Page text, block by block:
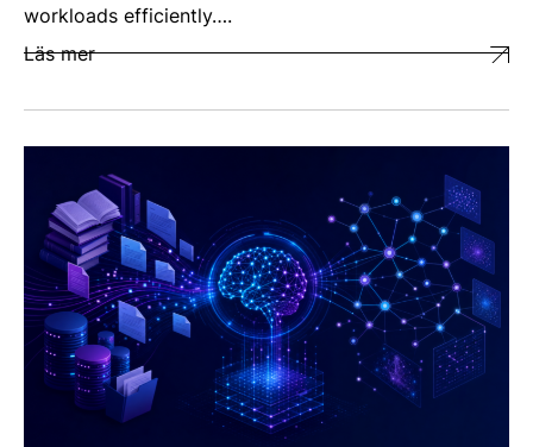
workloads efficiently….
Läs mer